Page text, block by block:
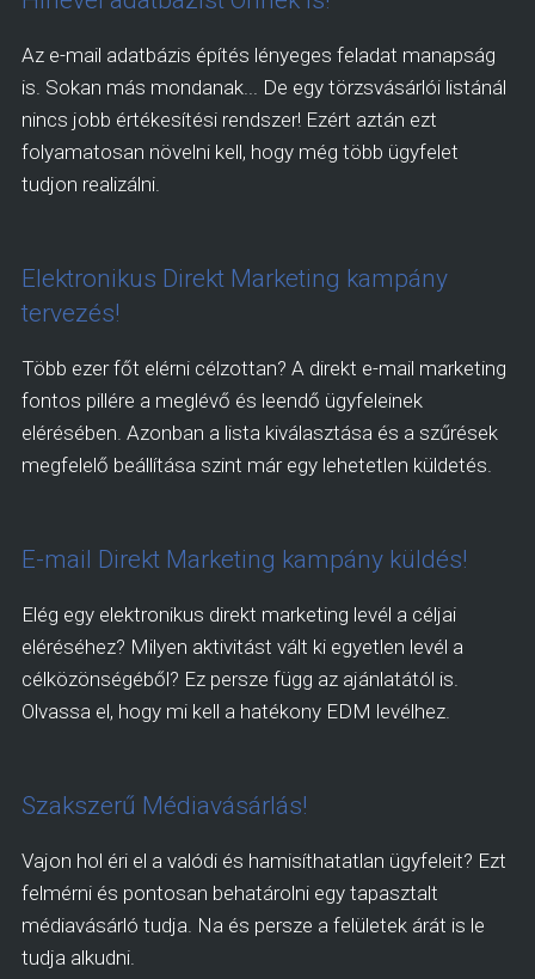
Az e-mail adatbázis építés lényeges feladat manapság
is. Sokan más mondanak... De egy törzsvásárlói listánál
nincs jobb értékesítési rendszer! Ezért aztán ezt
folyamatosan növelni kell, hogy még több ügyfelet
tudjon realizálni.
Elektronikus Direkt Marketing kampány
tervezés!
Több ezer főt elérni célzottan? A direkt e-mail marketing
fontos pillére a meglévő és leendő ügyfeleinek
elérésében. Azonban a lista kiválasztása és a szűrések
megfelelő beállítása szint már egy lehetetlen küldetés.
E-mail Direkt Marketing kampány küldés!
Elég egy elektronikus direkt marketing levél a céljai
eléréséhez? Milyen aktivitást vált ki egyetlen levél a
célközönségéből? Ez persze függ az ajánlatától is.
Olvassa el, hogy mi kell a hatékony EDM levélhez.
Szakszerű Médiavásárlás!
Vajon hol éri el a valódi és hamisíthatatlan ügyfeleit? Ezt
felmérni és pontosan behatárolni egy tapasztalt
médiavásárló tudja. Na és persze a felületek árát is le
tudja alkudni.